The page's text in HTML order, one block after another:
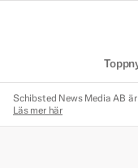
Schibsted News Media AB
Läs mer här